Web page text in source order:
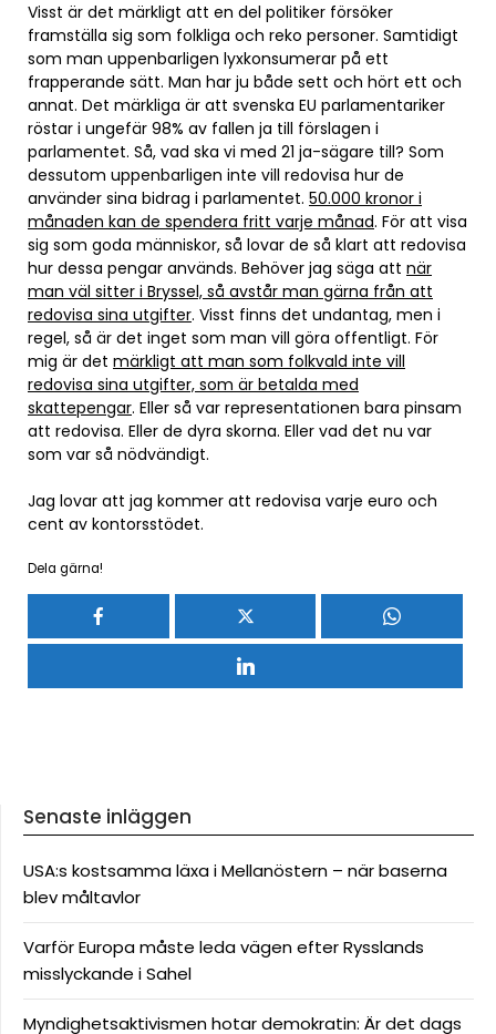
Visst är det märkligt att en del politiker försöker
framställa sig som folkliga och reko personer. Samtidigt
som man uppenbarligen lyxkonsumerar på ett
frapperande sätt. Man har ju både sett och hört ett och
annat. Det märkliga är att svenska EU parlamentariker
röstar i ungefär 98% av fallen ja till förslagen i
parlamentet. Så, vad ska vi med 21 ja-sägare till? Som
dessutom uppenbarligen inte vill redovisa hur de
använder sina bidrag i parlamentet. 50.000 kronor i
månaden kan de spendera fritt varje månad. För att visa
sig som goda människor, så lovar de så klart att redovisa
hur dessa pengar används. Behöver jag säga att när
man väl sitter i Bryssel, så avstår man gärna från att
redovisa sina utgifter. Visst finns det undantag, men i
regel, så är det inget som man vill göra offentligt. För
mig är det märkligt att man som folkvald inte vill
redovisa sina utgifter, som är betalda med
skattepengar. Eller så var representationen bara pinsam
att redovisa. Eller de dyra skorna. Eller vad det nu var
som var så nödvändigt.
Jag lovar att jag kommer att redovisa varje euro och
cent av kontorsstödet.
Dela gärna!
Senaste inläggen
USA:s kostsamma läxa i Mellanöstern – när baserna
blev måltavlor
Varför Europa måste leda vägen efter Rysslands
misslyckande i Sahel
Myndighetsaktivismen hotar demokratin: Är det dags